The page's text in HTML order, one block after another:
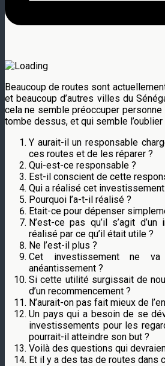
Beaucoup de routes sont
et beaucoup d’autres villes du
cela ne semble préoccuper
tombe dessus, et qui semble l’oublier
Y aurait-il un responsable
ces routes et de les réparer ?
Qui-est-ce responsable ?
Est-il conscient de cette
Qui a réalisé cet investissement
Pourquoi l’a-t-il réalisé ?
Etait-ce pour dépenser
N’est-ce pas qu’il s’agit
réalisé par ce qu’il était utile ?
Ne l’est-il plus ?
Cet investissement ne
anéantissement ?
Si cette utilité surgissait de
d’un recommencement ?
N’aurait-on pas fait mieux de
Un pays qui a besoin de se
investissements pour les
pourrait-il atteindre son but ?
Voilà des questions qui
Et il y a des tas de routes dans